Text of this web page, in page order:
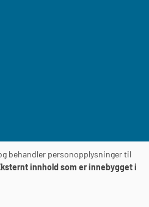
behandler personopplysninger til
innhold som er innebygget i